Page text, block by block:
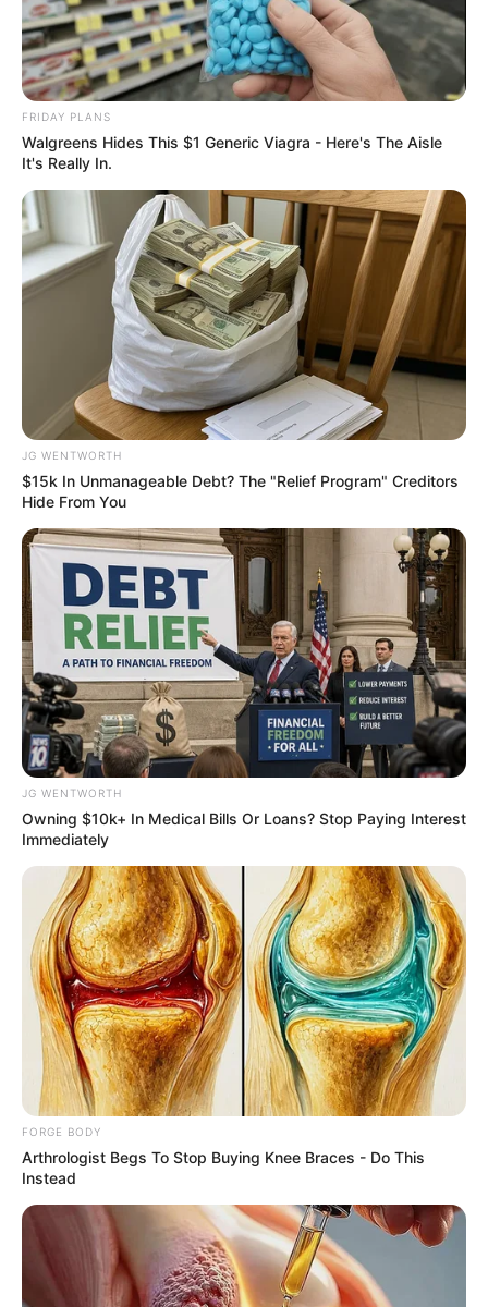
สีมงคลประจำวัน
สีขาวนวล ครีม บรอนซ์เงิน เสริมอำนาจวาสนาบารมี
สีชมพู บานเย็น ดีทางการเงินและโชคลาภ
สีแสด ส้ม เหลืองแก่ ดีทางคนรักใคร่สนับสนุน
สีที่ไม่ควรใช้
สีน้ำตาล เทา
คำทำนาย โดย อ.มิก พชร ทูตเทวะ
สีมงวคลประจำวสัน
นักเขียน
กองบรรณาธิการ
เนื้อหาที่ได้รับการโปรโมต
FRIDAY PLANS
Walgreens Hides This $1 Generic Viagra - Here's The Aisle
It's Really In.
JG WENTWORTH
$15k In Unmanageable Debt? The "Relief Program" Creditors
Hide From You
JG WENTWORTH
Owning $10k+ In Medical Bills Or Loans? Stop Paying Interest
Immediately
FORGE BODY
Arthrologist Begs To Stop Buying Knee Braces - Do This
Instead